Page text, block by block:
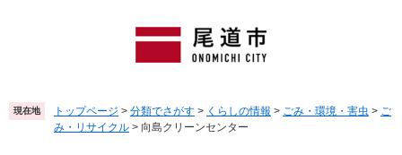
頭
で
飛
ば
現在地 トップページ > 分類でさがす > くらしの情報 > ごみ・環境・害虫 > ご
み・リサイクル > 向島クリーンセンター